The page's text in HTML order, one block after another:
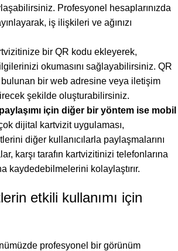
Profesyonel hesaplarınızda
iş ilişkileri ve ağınızı
bir QR kodu ekleyerek,
okumasını sağlayabilirsiniz. QR
bulunan bir web adresine veya iletişim
şekilde oluşturabilirsiniz.
için diğer bir yöntem ise mobil
dijital kartvizit uygulaması,
diğer kullanıcılarla paylaşmalarını
karşı tarafın kartvizitinizi telefonlarına
kaydedebilmelerini kolaylaştırır.
etkili kullanımı için
profesyonel bir görünüm